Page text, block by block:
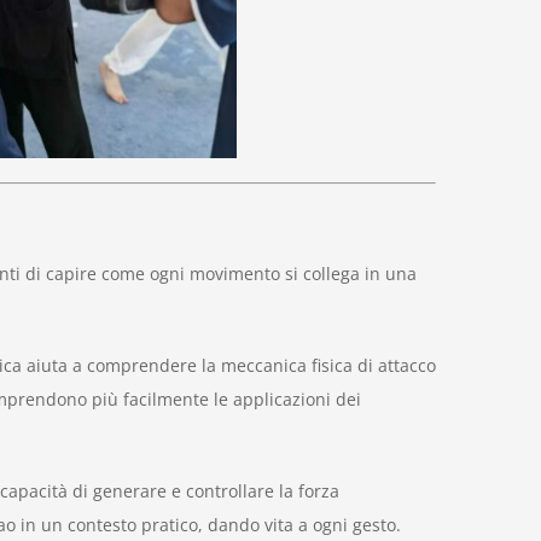
di capire come ogni movimento si collega in una
aiuta a comprendere la meccanica fisica di attacco
più facilmente le applicazioni dei
di generare e controllare la forza
in un contesto pratico, dando vita a ogni gesto.